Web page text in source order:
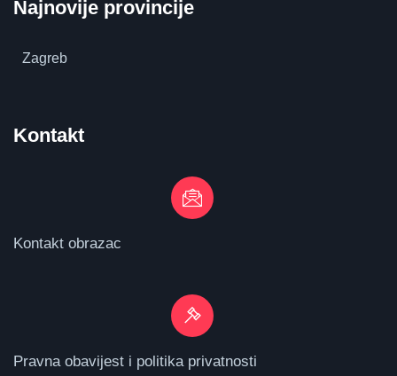
Najnovije provincije
Zagreb
Kontakt
Kontakt obrazac
Pravna obavijest i politika privatnosti